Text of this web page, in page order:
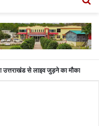
से लाइव जुड़ने का मौका